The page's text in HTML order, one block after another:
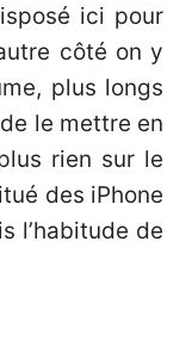
ici pour
côté on y
plus longs
le mettre en
rien sur le
des iPhone
l’habitude de